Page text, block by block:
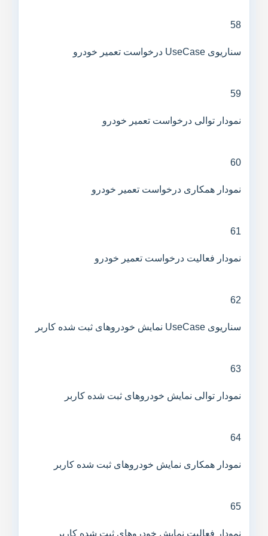
58
سناریوی UseCase درخواست تعمیر خودرو
59
نمودار توالی درخواست تعمیر خودرو
60
نمودار همکاری درخواست تعمیر خودرو
61
نمودار فعالیت درخواست تعمیر خودرو
62
سناریوی UseCase نمایش خودروهای ثبت شده کاربر
63
نمودار توالی نمایش خودروهای ثبت شده کاربر
64
نمودار همکاری نمایش خودروهای ثبت شده کاربر
65
نمودار فعالیت نمایش خودروهای ثبت شده کاربر